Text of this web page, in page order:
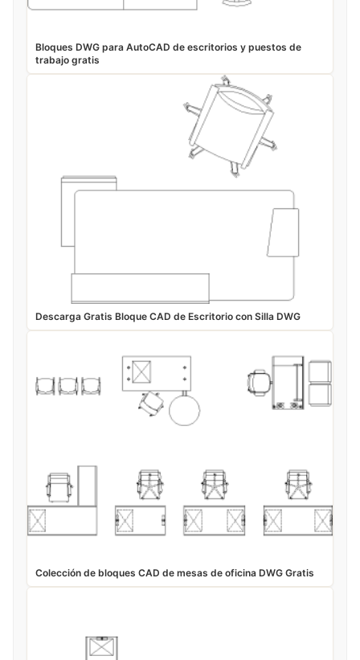
Bloques DWG para AutoCAD de escritorios y puestos de
trabajo gratis
Descarga Gratis Bloque CAD de Escritorio con Silla DWG
Colección de bloques CAD de mesas de oficina DWG Gratis